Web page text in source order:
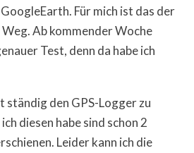
Für mich ist das der
Ab kommender Woche
Test, denn da habe ich
ständig den GPS-Logger zu
diesen habe sind schon 2
Leider kann ich die